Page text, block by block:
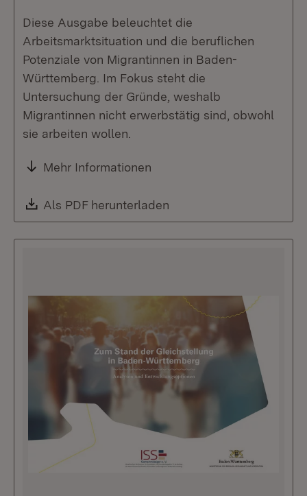
Diese Ausgabe beleuchtet die
Arbeitsmarktsituation und die beruflichen
Potenziale von Migrantinnen in Baden-
Württemberg. Im Fokus steht die
Untersuchung der Gründe, weshalb
Migrantinnen nicht erwerbstätig sind, obwohl
sie arbeiten wollen.
Mehr Informationen
Download:
Als PDF herunterladen